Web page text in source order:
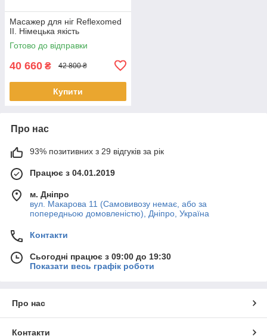
Масажер для ніг Reflexomed
II. Німецька якість
Готово до відправки
40 660 ₴ 42 800 ₴
Купити
Про нас
93% позитивних з 29 відгуків за рік
Працює з 04.01.2019
м. Дніпро
вул. Макарова 11 (Самовивозу немає, або за
попередньою домовленістю), Дніпро, Україна
Контакти
Сьогодні працює з 09:00 до 19:30
Показати весь графік роботи
Про нас
Контакти